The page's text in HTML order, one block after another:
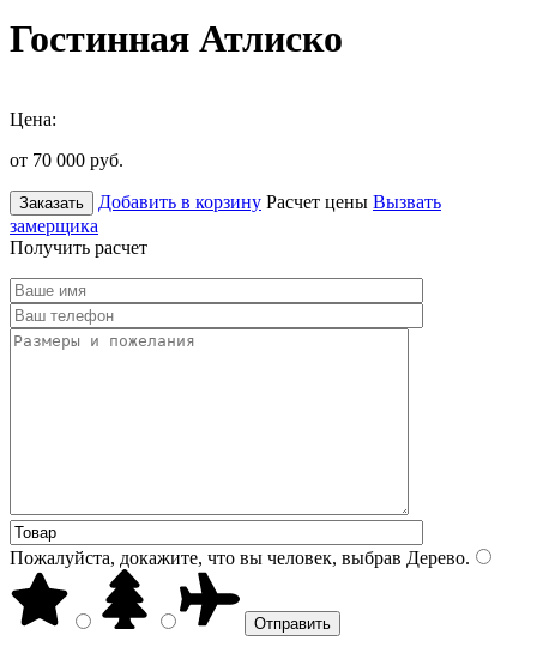
Гостинная Атлиско
Цена:
от 70 000 руб.
Заказать Добавить в корзину Расчет цены Вызвать
замерщика
Получить расчет
Пожалуйста, докажите, что вы человек, выбрав Дерево.